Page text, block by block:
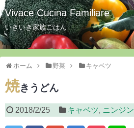
Vivace Cucina Familiare
いきいき家族ごはん
ホーム 野菜 キャベツ
焼きうどん
2018/2/25 キャベツ, ニンジン